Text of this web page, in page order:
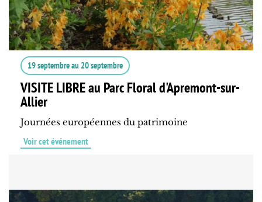
19 septembreau 20 septembre
VISITE LIBRE au Parc Floral d'Apremont-sur-
Allier
Journées européennes du patrimoine
Voir cet événement